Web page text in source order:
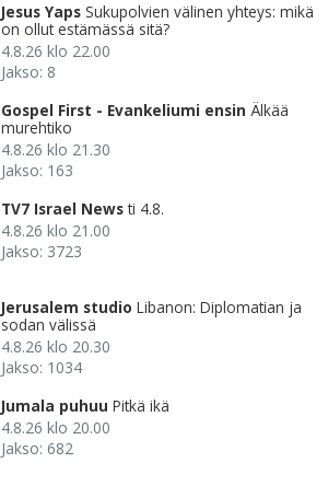
Jesus Yaps Sukupolvien välinen yhteys: mikä
on ollut estämässä sitä?
4.8.26 klo 22.00
Jakso: 8
Gospel First - Evankeliumi ensin Älkää
murehtiko
4.8.26 klo 21.30
Jakso: 163
TV7 Israel News ti 4.8.
4.8.26 klo 21.00
Jakso: 3723
Jerusalem studio Libanon: Diplomatian ja
sodan välissä
4.8.26 klo 20.30
Jakso: 1034
Jumala puhuu Pitkä ikä
4.8.26 klo 20.00
Jakso: 682